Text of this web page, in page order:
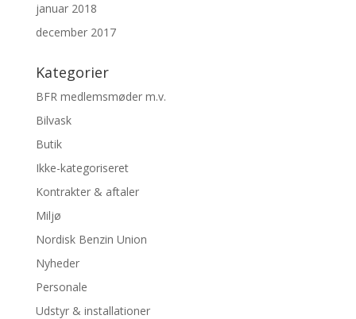
januar 2018
december 2017
Kategorier
BFR medlemsmøder m.v.
Bilvask
Butik
Ikke-kategoriseret
Kontrakter & aftaler
Miljø
Nordisk Benzin Union
Nyheder
Personale
Udstyr & installationer